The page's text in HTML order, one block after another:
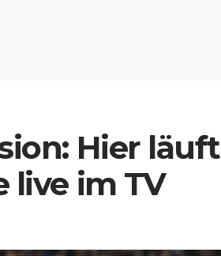
Hier läuft
live im TV